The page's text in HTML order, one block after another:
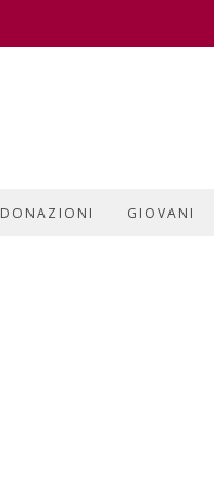
DONAZIONI GIOVANI